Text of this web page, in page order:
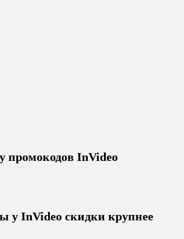
промокодов InVideo
у InVideo скидки крупнее